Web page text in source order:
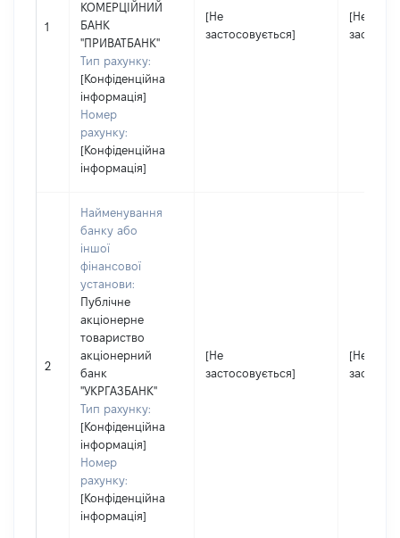
1
КОМЕРЦІЙНИЙ
БАНК
"ПРИВАТБАНК"
Тип рахунку:
[Конфіденційна
інформація]
Номер
рахунку:
[Конфіденційна
інформація]
[Не
застосовується]
[Не
2
Найменування
банку або
іншої
фінансової
установи:
Публічне
акціонерне
товариство
акціонерний
банк
"УКРГАЗБАНК"
Тип рахунку:
[Конфіденційна
інформація]
Номер
рахунку:
[Конфіденційна
інформація]
[Не
застосовується]
[Не